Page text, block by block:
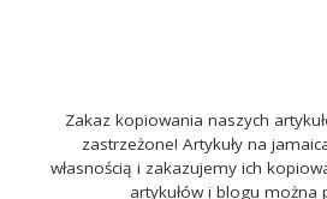
Zakaz kopiowania naszych
zastrzeżone! Artykuły na
własnością i zakazujemy ich
artykułów i blogu można